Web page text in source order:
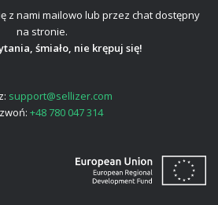
z nami mailowo lub przez chat dostępny
na stronie.
śmiało, nie krępuj się!
support@sellizer.com
+48 780 047 314